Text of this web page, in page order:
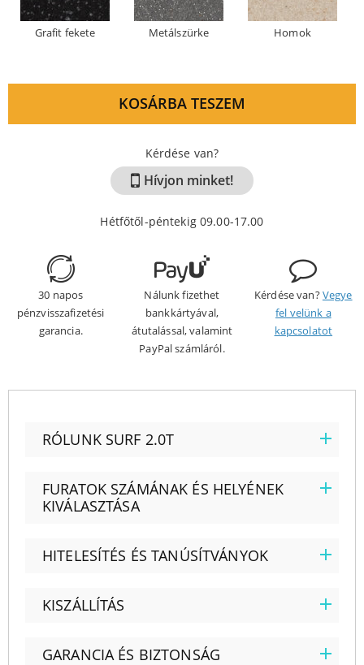
Grafit fekete Metálszürke Homok
KOSÁRBA TESZEM
Kérdése van?
Hívjon minket!
Hétfőtől-péntekig 09.00-17.00
30 napos
pénzvisszafizetési
garancia.
Nálunk fizethet
bankkártyával,
átutalással, valamint
PayPal számláról.
Kérdése van?Vegye
fel velünk a
kapcsolatot
RÓLUNK SURF 2.0T
FURATOK SZÁMÁNAK ÉS HELYÉNEK
KIVÁLASZTÁSA
HITELESÍTÉS ÉS TANÚSÍTVÁNYOK
KISZÁLLÍTÁS
GARANCIA ÉS BIZTONSÁG